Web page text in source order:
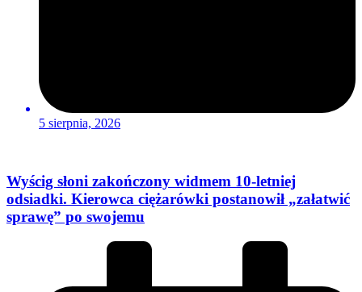
5 sierpnia, 2026
Wyścig słoni zakończony widmem 10-letniej
odsiadki. Kierowca ciężarówki postanowił „załatwić
sprawę” po swojemu